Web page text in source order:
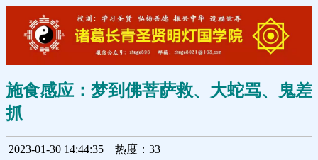
施食感应：梦到佛菩萨救、大蛇骂、鬼差
抓
2023-01-30 14:44:35 热度：33